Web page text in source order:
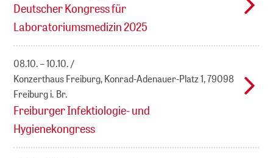
Deutscher Kongress für
Laboratoriumsmedizin 2025
08.10. – 10.10.
Konzerthaus Freiburg, Konrad-Adenauer-Platz 1, 79098
Freiburg i. Br.
Freiburger Infektiologie- und
Hygienekongress